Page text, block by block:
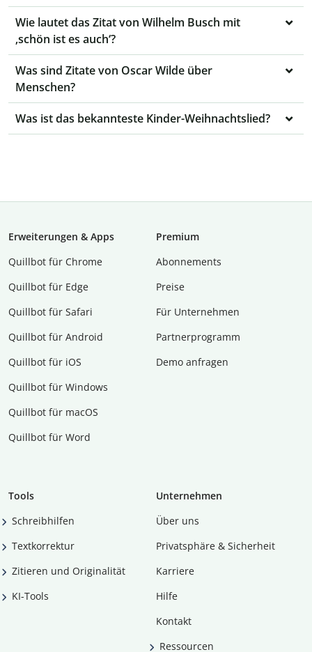
Wie lautet das Zitat von Wilhelm Busch mit
‚schön ist es auch‘?
Was sind Zitate von Oscar Wilde über
Menschen?
Was ist das bekannteste Kinder-Weihnachtslied?
Erweiterungen & Apps
Quillbot für Chrome
Quillbot für Edge
Quillbot für Safari
Quillbot für Android
Quillbot für iOS
Quillbot für Windows
Quillbot für macOS
Quillbot für Word
Premium
Abon­ne­ments
Preise
Für Unternehmen
Partnerprogramm
Demo anfragen
Tools
Schreibhilfen
Textkorrektur
Zitieren und Originalität
KI-Tools
Unternehmen
Über uns
Privatsphäre & Sicherheit
Karriere
Hilfe
Kontakt
Ressourcen